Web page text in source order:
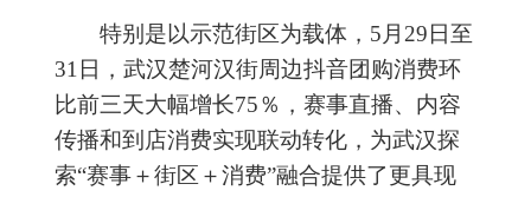
特别是以示范街区为载体，5月29日至
31日，武汉楚河汉街周边抖音团购消费环
比前三天大幅增长75％，赛事直播、内容
传播和到店消费实现联动转化，为武汉探
索“赛事＋街区＋消费”融合提供了更具现